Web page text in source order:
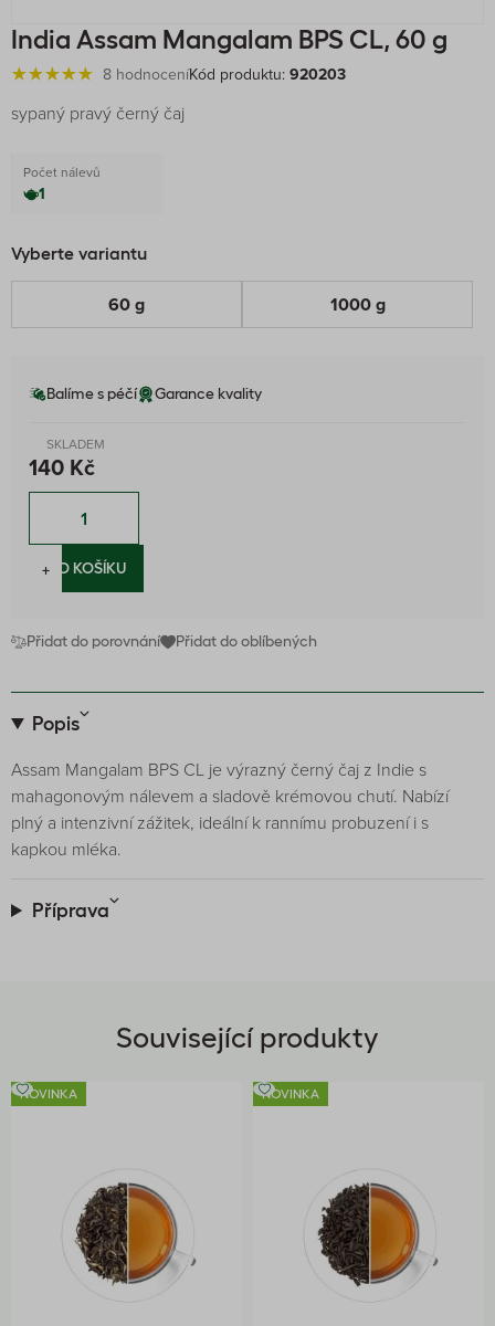
India Assam Mangalam BPS CL, 60 g
8 hodnoceníKód produktu: 920203
sypaný pravý černý čaj
Počet nálevů
1
Vyberte variantu
60 g 1000 g
Balíme s péčí Garance kvality
SKLADEM
140 Kč
−
+DO KOŠÍKU
Přidat do porovnání Přidat do oblíbených
Popis
Assam Mangalam BPS CL je výrazný černý čaj z Indie s
mahagonovým nálevem a sladově krémovou chutí. Nabízí
plný a intenzivní zážitek, ideální k rannímu probuzení i s
kapkou mléka.
Příprava
Související produkty
NOVINKA NOVINKA